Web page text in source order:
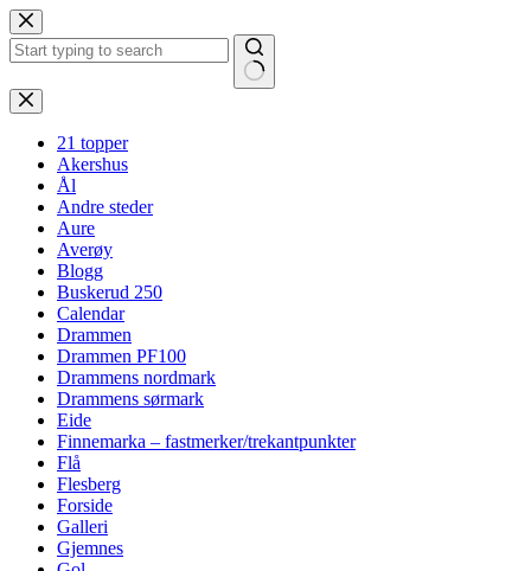
Hopp
til
innholdet
Ingen
resultater
21 topper
Akershus
Ål
Andre steder
Aure
Averøy
Blogg
Buskerud 250
Calendar
Drammen
Drammen PF100
Drammens nordmark
Drammens sørmark
Eide
Finnemarka – fastmerker/trekantpunkter
Flå
Flesberg
Forside
Galleri
Gjemnes